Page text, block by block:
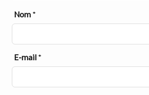
Nom *
E-mail *